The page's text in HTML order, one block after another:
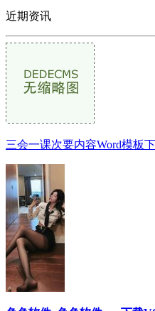
近期资讯
三会一课次要内容Word模板